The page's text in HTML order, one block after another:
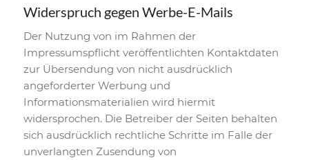
Widerspruch gegen Werbe-E-Mails
Der Nutzung von im Rahmen der
Impressumspflicht veröffentlichten Kontaktdaten
zur Übersendung von nicht ausdrücklich
angeforderter Werbung und
Informationsmaterialien wird hiermit
widersprochen. Die Betreiber der Seiten behalten
sich ausdrücklich rechtliche Schritte im Falle der
unverlangten Zusendung von